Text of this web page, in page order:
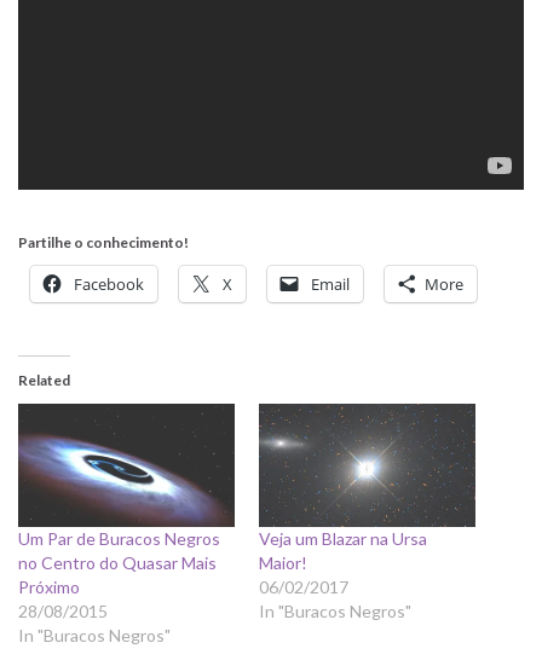
Partilhe o conhecimento!
Facebook X Email More
Related
Um Par de Buracos Negros
no Centro do Quasar Mais
Próximo
28/08/2015
In "Buracos Negros"
Veja um Blazar na Ursa
Maior!
06/02/2017
In "Buracos Negros"